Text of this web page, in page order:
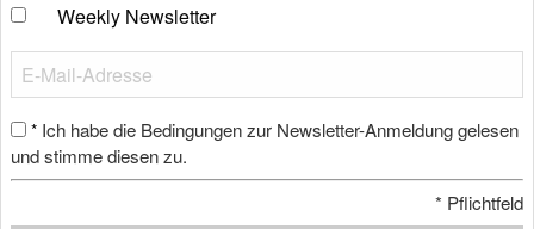
Weekly Newsletter
* Ich habe die Bedingungen zur Newsletter-Anmeldung gelesen
und stimme diesen zu.
* Pflichtfeld